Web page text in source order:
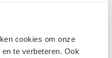
cookies om onze
te verbeteren. Ook